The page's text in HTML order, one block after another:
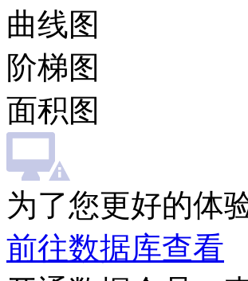
曲线图
阶梯图
面积图
为了您更好的体
前往数据库查看